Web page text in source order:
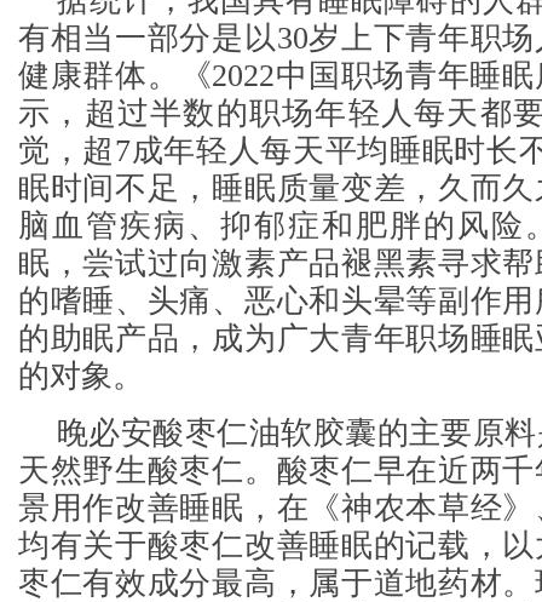
有相当一部分是以30岁上下青年职
健康群体。《2022中国职场青年睡
示，超过半数的职场年轻人每天都
觉，超7成年轻人每天平均睡眠时长
眠时间不足，睡眠质量变差，久而
脑血管疾病、抑郁症和肥胖的风险
眠，尝试过向激素产品褪黑素寻求
的嗜睡、头痛、恶心和头晕等副作
的助眠产品，成为广大青年职场睡
的对象。
晚必安酸枣仁油软胶囊的主要原
天然野生酸枣仁。酸枣仁早在近两
景用作改善睡眠，在《神农本草经
均有关于酸枣仁改善睡眠的记载，
枣仁有效成分最高，属于道地药材